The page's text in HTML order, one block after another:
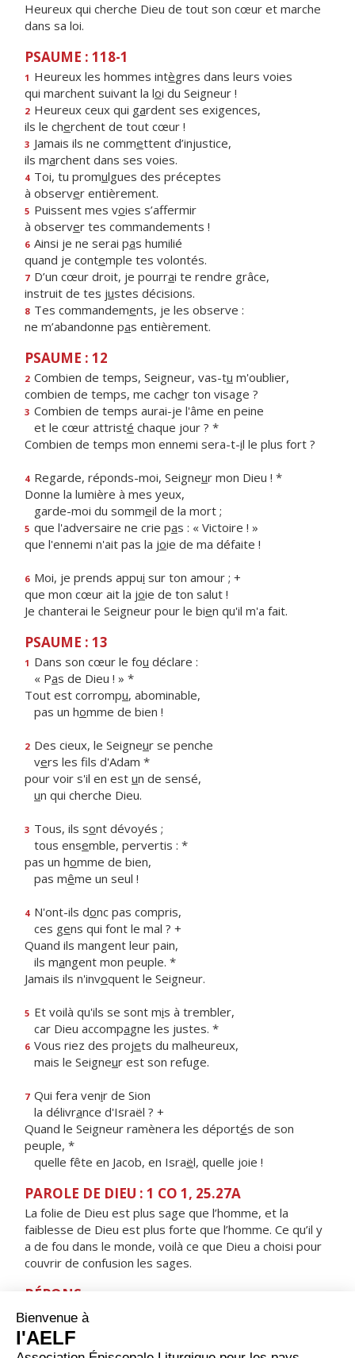
Heureux qui cherche Dieu de tout son cœur et marche
dans sa loi.
PSAUME : 118-1
1 Heureux les hommes intègres dans leurs voies
qui marchent suivant la loi du Seigneur !
2 Heureux ceux qui gardent ses exigences,
ils le cherchent de tout cœur !
3 Jamais ils ne commettent d’injustice,
ils marchent dans ses voies.
4 Toi, tu promulgues des préceptes
à observer entièrement.
5 Puissent mes voies s’affermir
à observer tes commandements !
6 Ainsi je ne serai pas humilié
quand je contemple tes volontés.
7 D’un cœur droit, je pourrai te rendre grâce,
instruit de tes justes décisions.
8 Tes commandements, je les observe :
ne m’abandonne pas entièrement.
PSAUME : 12
2 Combien de temps, Seigneur, vas-tu m'oublier,
combien de temps, me cacher ton visage ?
3 Combien de temps aurai-je l'âme en peine
et le cœur attristé chaque jour ? *
Combien de temps mon ennemi sera-t-il le plus fort ?
4 Regarde, réponds-moi, Seigneur mon Dieu ! *
Donne la lumière à mes yeux,
garde-moi du sommeil de la mort ;
5 que l'adversaire ne crie pas : « Victoire ! »
que l'ennemi n'ait pas la joie de ma défaite !
6 Moi, je prends appui sur ton amour ; +
que mon cœur ait la joie de ton salut !
Je chanterai le Seigneur pour le bien qu'il m'a fait.
PSAUME : 13
1 Dans son cœur le fou déclare :
« Pas de Dieu ! » *
Tout est corrompu, abominable,
pas un homme de bien !
2 Des cieux, le Seigneur se penche
vers les fils d'Adam *
pour voir s'il en est un de sensé,
un qui cherche Dieu.
3 Tous, ils sont dévoyés ;
tous ensemble, pervertis : *
pas un homme de bien,
pas même un seul !
4 N'ont-ils donc pas compris,
ces gens qui font le mal ? +
Quand ils mangent leur pain,
ils mangent mon peuple. *
Jamais ils n'invoquent le Seigneur.
5 Et voilà qu'ils se sont mis à trembler,
car Dieu accompagne les justes. *
6 Vous riez des projets du malheureux,
mais le Seigneur est son refuge.
7 Qui fera venir de Sion
la délivrance d'Israël ? +
Quand le Seigneur ramènera les déportés de son
peuple, *
quelle fête en Jacob, en Israël, quelle joie !
PAROLE DE DIEU : 1 CO 1, 25.27A
La folie de Dieu est plus sage que l’homme, et la
faiblesse de Dieu est plus forte que l’homme. Ce qu’il y
a de fou dans le monde, voilà ce que Dieu a choisi pour
couvrir de confusion les sages.
RÉPONS
V/ Le sacrifice qui plaît à Dieu, c'est un esprit brisé :
ne repousse pas, mon Dieu, un cœur brisé, broyé.